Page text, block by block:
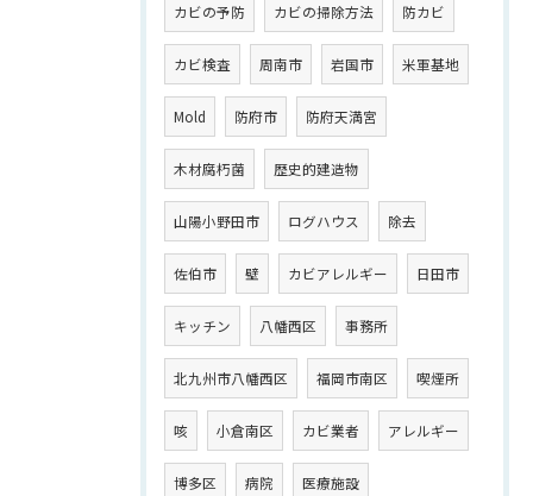
カビの予防 カビの掃除方法 防カビ
カビ検査 周南市 岩国市 米軍基地
Mold 防府市 防府天満宮
木材腐朽菌 歴史的建造物
山陽小野田市 ログハウス 除去
佐伯市 壁 カビアレルギー 日田市
キッチン 八幡西区 事務所
北九州市八幡西区 福岡市南区 喫煙所
咳 小倉南区 カビ業者 アレルギー
博多区 病院 医療施設